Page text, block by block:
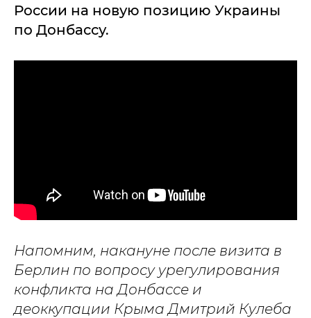
России на новую позицию Украины
по Донбассу.
Напомним, накануне после визита в
Берлин по вопросу урегулирования
конфликта на Донбассе и
деоккупации Крыма Дмитрий Кулеба